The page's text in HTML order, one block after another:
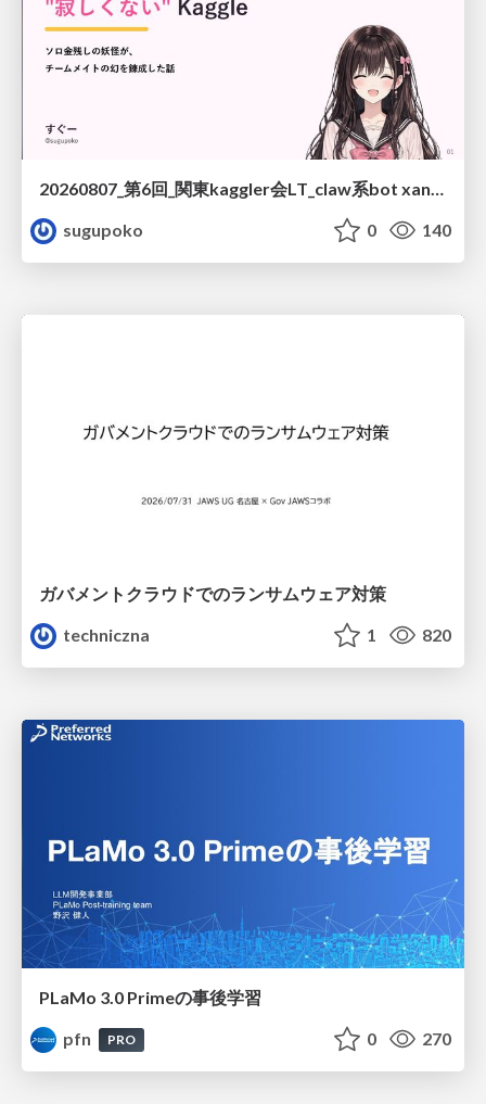
20260807_第6回_関東kaggler会LT_claw系bot xangiと始める、"寂しくない" kaggle
sugupoko
0 140
ガバメントクラウドでのランサムウェア対策
techniczna
1 820
PLaMo 3.0 Primeの事後学習
pfn
PRO 0 270